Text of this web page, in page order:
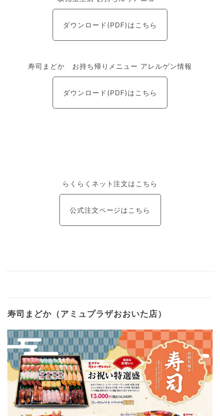
ダウンロード(PDF)はこちら
寿司まどか お持ち帰りメニュー アレルゲン情報
ダウンロード(PDF)はこちら
らくらくネット注文はこちら
公式注文ページはこちら
寿司まどか（アミュプラザおおいた店）